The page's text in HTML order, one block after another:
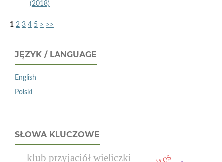
(2018)
1 2 3 4 5 > >>
JĘZYK / LANGUAGE
English
Polski
SŁOWA KLUCZOWE
klub przyjaciół wieliczki